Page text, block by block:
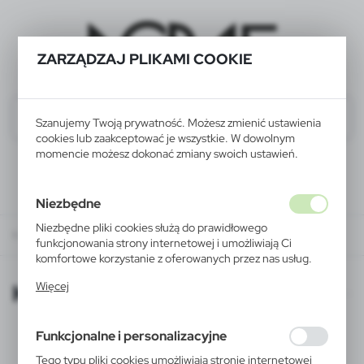
ZARZĄDZAJ PLIKAMI COOKIE
Szanujemy Twoją prywatność. Możesz zmienić ustawienia
cookies lub zaakceptować je wszystkie. W dowolnym
momencie możesz dokonać zmiany swoich ustawień.
Niezbędne
Niezbędne pliki cookies służą do prawidłowego
funkcjonowania strony internetowej i umożliwiają Ci
komfortowe korzystanie z oferowanych przez nas usług.
działania w celu m.in. dostosowania Twoich ustawień
korzystasz, może działać bez zakłóceń.
Więcej
Funkcjonalne i personalizacyjne
Tego typu pliki cookies umożliwiają stronie internetowej
KATALOGI ONLINE
KATALOGI ONLINE